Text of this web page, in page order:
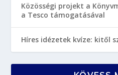
Közösségi projekt a
a Tesco támogatásával
Híres idézetek kvíze: kitől